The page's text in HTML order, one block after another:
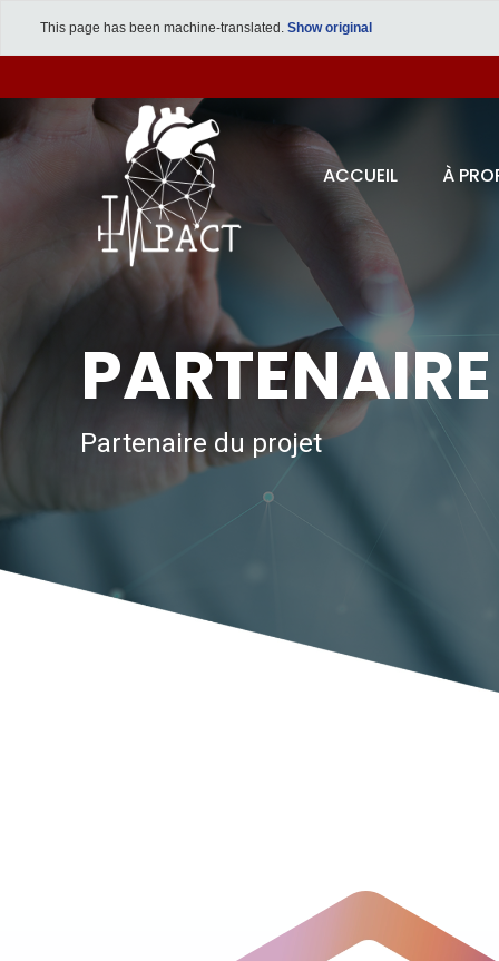
This page has been machine-translated. Show original
ACCUEIL À
PARTENAIRE
Partenaire du projet